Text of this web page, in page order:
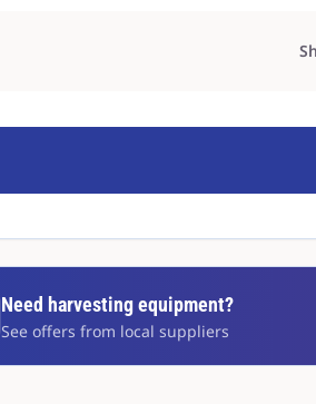
Need harvesting equipment?
See offers from local suppliers